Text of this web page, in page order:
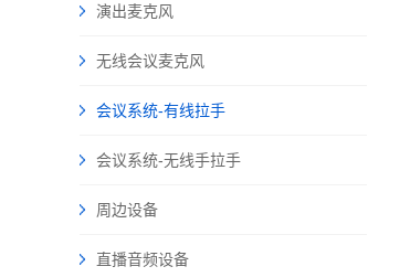
演出麦克风
无线会议麦克风
会议系统-有线拉手
会议系统-无线手拉手
周边设备
直播音频设备